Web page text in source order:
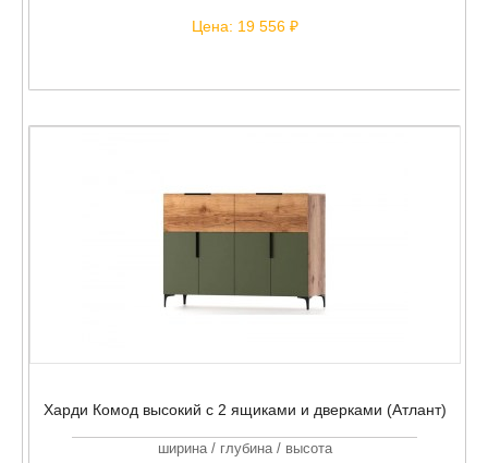
Цена: 19 556 ₽
Харди Комод высокий с 2 ящиками и дверками (Атлант)
ширина / глубина / высота